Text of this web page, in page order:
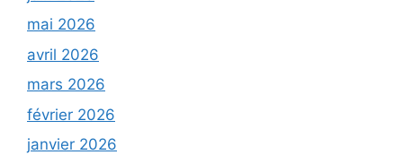
mai 2026
avril 2026
mars 2026
février 2026
janvier 2026